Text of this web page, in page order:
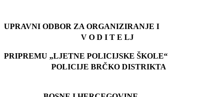
UPRAVNI ODBOR ZA ORGANIZIRANJE I
V O D I T E LJ
PRIPREMU „LJETNE POLICIJSKE ŠKOLE“
POLICIJE BRČKO DISTRIKTA